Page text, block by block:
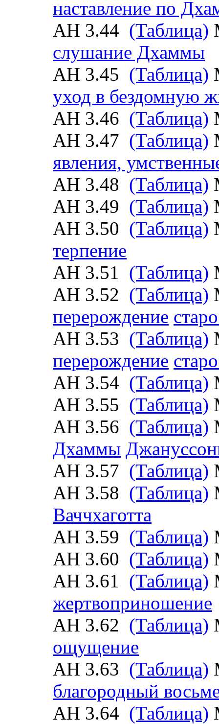
наставление по
АН 3.44 (Таблица)
слушание Дхаммы
АН 3.45 (Таблица)
уход в бездомную
АН 3.46 (Таблица)
АН 3.47 (Таблица)
явления,
АН 3.48 (Таблица)
АН 3.49 (Таблица)
АН 3.50 (Таблица)
терпение
АН 3.51 (Таблица)
АН 3.52 (Таблица)
перерождение
АН 3.53 (Таблица)
перерождение
АН 3.54 (Таблица)
АН 3.55 (Таблица)
АН 3.56 (Таблица)
Дхаммы
АН 3.57 (Таблица)
АН 3.58 (Таблица)
Ваччхаготта
АН 3.59 (Таблица)
АН 3.60 (Таблица)
АН 3.61 (Таблица)
жертвоприношение
АН 3.62 (Таблица)
ощущение
АН 3.63 (Таблица)
благородный
АН 3.64 (Таблица)